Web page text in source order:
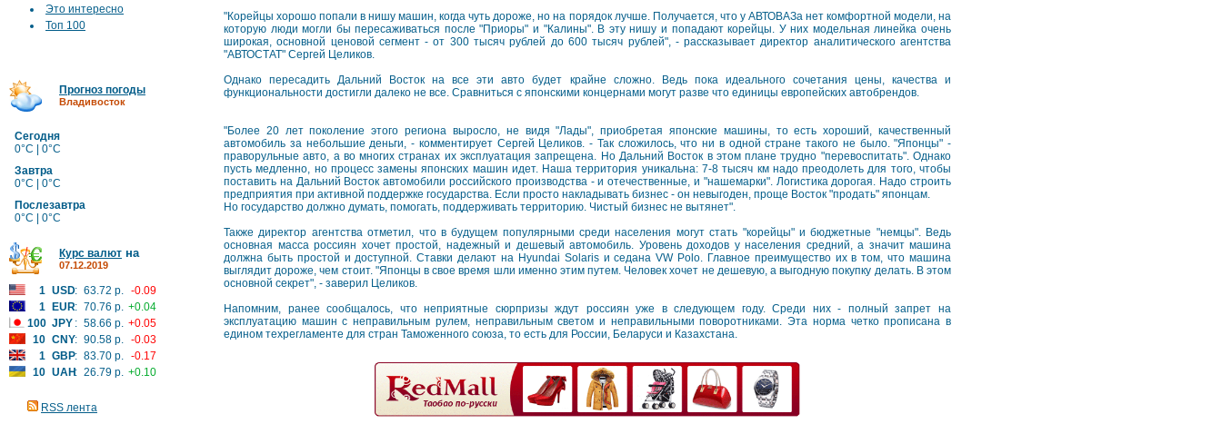
Это интересно
Топ 100
Прогноз погоды
Владивосток
Сегодня
0°C | 0°C
Завтра
0°C | 0°C
Послезавтра
0°C | 0°C
Курс валют на
07.12.2019
1 USD: 63.72 р. -0.09
1
EUR: 70.76 р. +0.04
100 JPY : 58.66 р. +0.05
10 CNY: 90.58 р. -0.03
1 GBP: 83.70 р. -0.17
10 UAH: 26.79 р. +0.10
RSS лента
"Корейцы хорошо попали в нишу машин, когда чуть дороже, но на порядок лучше. Получается, что у АВТОВАЗа нет комфортной модели, на
которую люди могли бы пересаживаться после "Приоры" и "Калины". В эту нишу и попадают корейцы. У них модельная линейка очень
широкая, основной ценовой сегмент - от 300 тысяч рублей до 600 тысяч рублей", - рассказывает директор аналитического агентства
"АВТОСТАТ" Сергей Целиков.
Однако пересадить Дальний Восток на все эти авто будет крайне сложно. Ведь пока идеального сочетания цены, качества и
функциональности достигли далеко не все. Сравниться с японскими концернами могут разве что единицы европейских автобрендов.
"Более 20 лет поколение этого региона выросло, не видя "Лады", приобретая японские машины, то есть хороший, качественный
автомобиль за небольшие деньги, - комментирует Сергей Целиков. - Так сложилось, что ни в одной стране такого не было. "Японцы" -
праворульные авто, а во многих странах их эксплуатация запрещена. Но Дальний Восток в этом плане трудно "перевоспитать". Однако
пусть медленно, но процесс замены японских машин идет. Наша территория уникальна: 7-8 тысяч км надо преодолеть для того, чтобы
поставить на Дальний Восток автомобили российского производства - и отечественные, и "нашемарки". Логистика дорогая. Надо строить
предприятия при активной поддержке государства. Если просто накладывать бизнес - он невыгоден, проще Восток "продать" японцам.
Но государство должно думать, помогать, поддерживать территорию. Чистый бизнес не вытянет".
Также директор агентства отметил, что в будущем популярными среди населения могут стать "корейцы" и бюджетные "немцы". Ведь
основная масса россиян хочет простой, надежный и дешевый автомобиль. Уровень доходов у населения средний, а значит машина
должна быть простой и доступной. Ставки делают на Hyundai Solaris и седана VW Polo. Главное преимущество их в том, что машина
выглядит дороже, чем стоит. "Японцы в свое время шли именно этим путем. Человек хочет не дешевую, а выгодную покупку делать. В этом
основной секрет", - заверил Целиков.
Напомним, ранее сообщалось, что неприятные сюрпризы ждут россиян уже в следующем году. Среди них - полный запрет на
эксплуатацию машин с неправильным рулем, неправильным светом и неправильными поворотниками. Эта норма четко прописана в
едином техрегламенте для стран Таможенного союза, то есть для России, Беларуси и Казахстана.